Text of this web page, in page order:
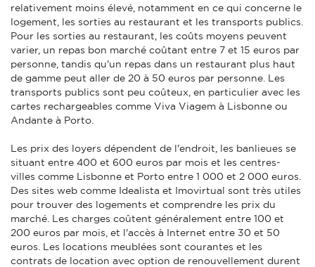
relativement moins élevé, notamment en ce qui concerne le
logement, les sorties au restaurant et les transports publics.
Pour les sorties au restaurant, les coûts moyens peuvent
varier, un repas bon marché coûtant entre 7 et 15 euros par
personne, tandis qu'un repas dans un restaurant plus haut
de gamme peut aller de 20 à 50 euros par personne. Les
transports publics sont peu coûteux, en particulier avec les
cartes rechargeables comme Viva Viagem à Lisbonne ou
Andante à Porto.
Les prix des loyers dépendent de l'endroit, les banlieues se
situant entre 400 et 600 euros par mois et les centres-
villes comme Lisbonne et Porto entre 1 000 et 2 000 euros.
Des sites web comme Idealista et Imovirtual sont très utiles
pour trouver des logements et comprendre les prix du
marché. Les charges coûtent généralement entre 100 et
200 euros par mois, et l'accès à Internet entre 30 et 50
euros. Les locations meublées sont courantes et les
contrats de location avec option de renouvellement durent